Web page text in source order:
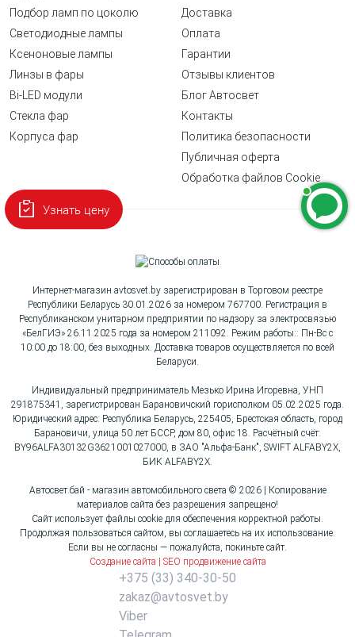
Подбор ламп по цоколю
Светодиодные лампы
Ксеноновые лампы
Линзы в фары
Bi-LED модули
Стекла фар
Корпуса фар
Доставка
Оплата
Гарантии
Отзывы клиентов
Блог Автосвет
Контакты
Политика безопасности
Публичная оферта
Обработка файлов Cookie
Интернет-магазин avtosvet.by зарегистрирован в Торговом реестре
Республики Беларусь 30.01.2026 за номером 767700. Регистрация в
Республиканском унитарном предприятии по надзору за электросвязью
«БелГИЭ» 26.11.2025 года за номером 211092. Режим работы:: Пн-Вс с
10:00 до 18:00, без выходных. Доставка товаров осуществляется по всей
Беларуси.
Индивидуальный предприниматель Мезько Ирина Игоревна, УНП
291875341, зарегистрирован Барановичский горисполком 05.02.2025 года.
Юридический адрес: Республика Беларусь, 225405, Брестская область, город
Барановичи, улица 50 лет БССР, дом 80, офис 18. Расчётный счёт:
BY96ALFA30132G3621001027000, в ЗАО "Альфа-Банк", SWIFT ALFABY2X,
БИК ALFABY2X.
Автосвет.бай - магазин автомобильного света © 2026 | Копирование
материалов сайта без разрешения запрещено!
Сайт использует файлы cookie для обеспечения корректной работы.
Продолжая пользоваться сайтом, вы соглашаетесь на их использование.
Если вы не согласны — пожалуйста, покиньте сайт.
Создание сайта | SEO продвижение сайта
+375 (33) 340-30-50
zakaz@avtosvet.by
Viber